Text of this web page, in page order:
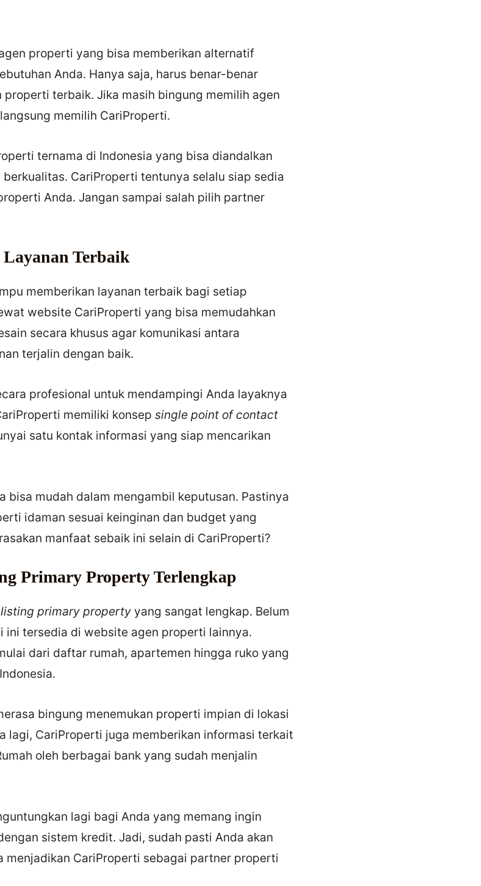
properti yang bisa memberikan alternatif
Anda. Hanya saja, harus benar-benar
terbaik. Jika masih bingung memilih agen
memilih CariProperti.
ternama di Indonesia yang bisa diandalkan
CariProperti tentunya selalu siap sedia
Anda. Jangan sampai salah pilih partner
Terbaik
memberikan layanan terbaik bagi setiap
website CariProperti yang bisa memudahkan
secara khusus agar komunikasi antara
terjalin dengan baik.
profesional untuk mendampingi Anda layaknya
memiliki konsep single point of contact
satu kontak informasi yang siap mencarikan
bisa mudah dalam mengambil keputusan. Pastinya
idaman sesuai keinginan dan budget yang
manfaat sebaik ini selain di CariProperti?
Primary Property Terlengkap
listing primary property yang sangat lengkap. Belum
tersedia di website agen properti lainnya.
dari daftar rumah, apartemen hingga ruko yang
bingung menemukan properti impian di lokasi
lagi, CariProperti juga memberikan informasi terkait
oleh berbagai bank yang sudah menjalin
lagi bagi Anda yang memang ingin
sistem kredit. Jadi, sudah pasti Anda akan
menjadikan CariProperti sebagai partner properti